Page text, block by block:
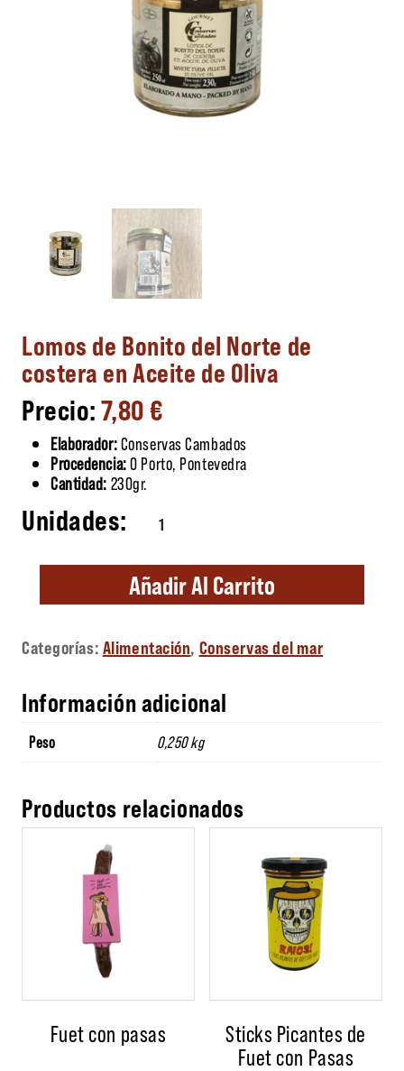
Lomos de Bonito del Norte de
costera en Aceite de Oliva
7,80€
Elaborador:Conservas Cambados
Procedencia:O Porto, Pontevedra
Cantidad: 230gr.
Lomos de Bonito del Norte de costera en
Añadir Al Carrito
Categorías: Alimentación, Conservas del mar
Información adicional
Peso 0,250 kg
Productos relacionados
Fuet con pasas
Sticks Picantes de
Fuet con Pasas